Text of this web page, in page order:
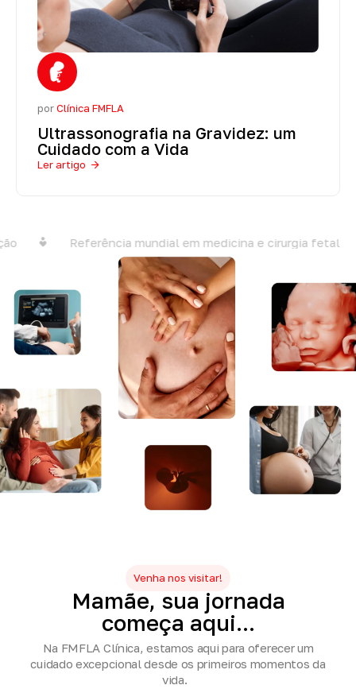
porClínica FMFLA
Ultrassonografia na Gravidez: um
Cuidado com a Vida
Ler artigo
Referência mundial em medicina e cirurgia fetal
Venha nos visitar!
Mamãe, sua jornada
começa aqui...
Na FMFLA Clínica, estamos aqui para oferecer um
cuidado excepcional desde os primeiros momentos da
vida.